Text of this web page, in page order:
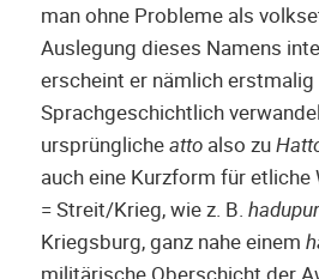
man ohne Probleme als
Auslegung dieses Namens
erscheint er nämlich
Sprachgeschichtlich
ursprünglicheatto also zu
auch eine Kurzform für
= Streit/Krieg, wie z. B.
Kriegsburg, ganz nahe einem